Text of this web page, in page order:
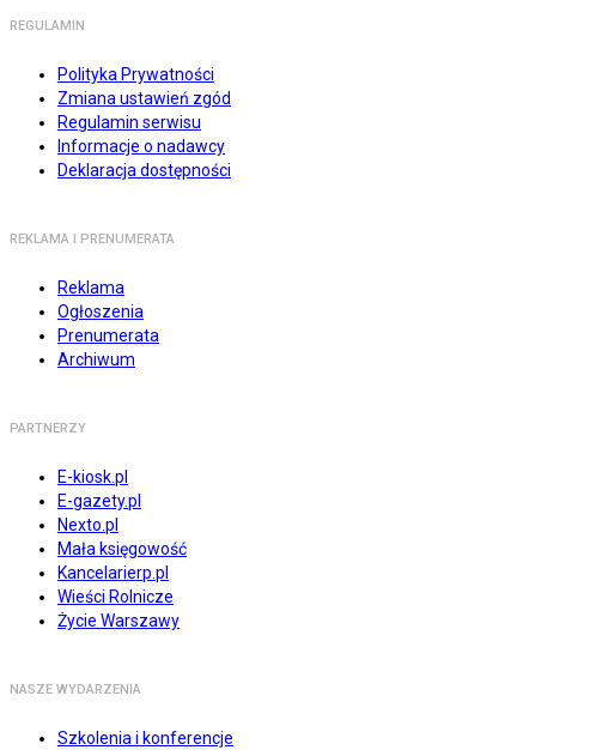
REGULAMIN
Polityka Prywatności
Zmiana ustawień zgód
Regulamin serwisu
Informacje o nadawcy
Deklaracja dostępności
REKLAMA I PRENUMERATA
Reklama
Ogłoszenia
Prenumerata
Archiwum
PARTNERZY
E-kiosk.pl
E-gazety.pl
Nexto.pl
Mała księgowość
Kancelarierp.pl
Wieści Rolnicze
Życie Warszawy
NASZE WYDARZENIA
Szkolenia i konferencje